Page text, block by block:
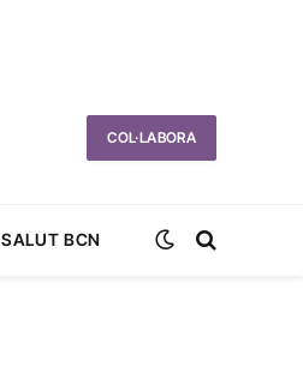
COL·LABORA
SALUT BCN